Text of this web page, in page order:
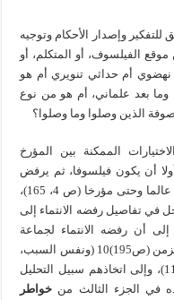
وإصدار الأحكام وتوجيه
الفيلسوف، أو المتكلم، أو
نهضوي أم حداثي تنويري أم هو
وما بعد علماني، أم هو من نوع
الذين وصلوا وما وصلوا؟
الممكنة بين المؤرخ
أن يكون فيلسوفا، ثم يرفض
أن يكون متكلما، وينأى بنفسه عن أن يكون عالما وحتى مؤرخا (ص 4، 165)،
إلى زمرة التاريخانيين9. لن ندخل في تفاصيل رفضه الانتماء إلى
إلى أن رفضه الانتماء لجماعة
الفلاسفة راجع إلى رفضهم الاعتراف بتأثير الزمن (ص195)10 (ونفس السبب،
طي الزمن، كان وراء انتقاده العنيف للسنة11)، وإلى اتخاذهم سبيل التحليل
في الجزء الثالث من خواطر